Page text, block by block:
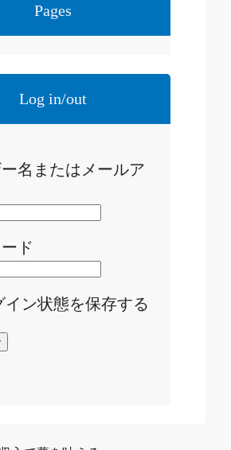
Pages
Log in/out
名またはメールア
ド
イン状態を保存する